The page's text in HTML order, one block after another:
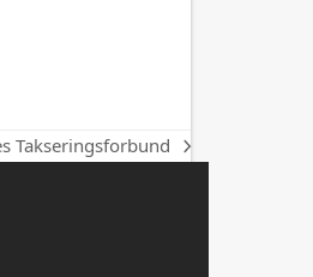
Takseringsforbund